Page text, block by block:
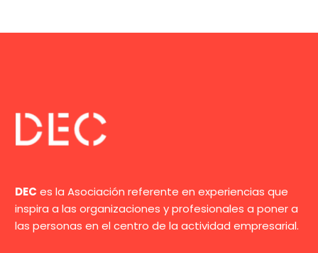
DEC es la Asociación referente en experiencias que
inspira a las organizaciones y profesionales a poner a
las personas en el centro de la actividad empresarial.